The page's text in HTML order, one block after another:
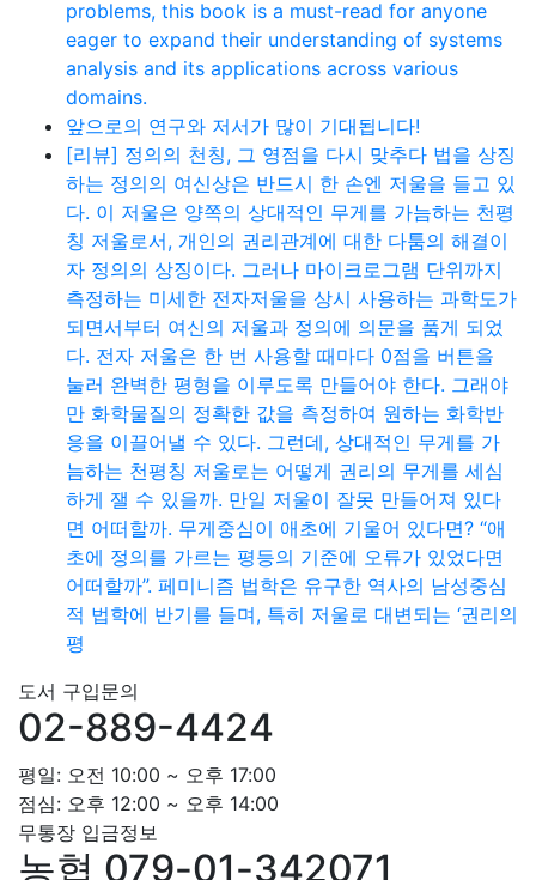
problems, this book is a must-read for anyone
eager to expand their understanding of systems
analysis and its applications across various
domains.
앞으로의 연구와 저서가 많이 기대됩니다!
[리뷰] 정의의 천칭, 그 영점을 다시 맞추다 법을 상징
하는 정의의 여신상은 반드시 한 손엔 저울을 들고 있
다. 이 저울은 양쪽의 상대적인 무게를 가늠하는 천평
칭 저울로서, 개인의 권리관계에 대한 다툼의 해결이
자 정의의 상징이다. 그러나 마이크로그램 단위까지
측정하는 미세한 전자저울을 상시 사용하는 과학도가
되면서부터 여신의 저울과 정의에 의문을 품게 되었
다. 전자 저울은 한 번 사용할 때마다 0점을 버튼을
눌러 완벽한 평형을 이루도록 만들어야 한다. 그래야
만 화학물질의 정확한 값을 측정하여 원하는 화학반
응을 이끌어낼 수 있다. 그런데, 상대적인 무게를 가
늠하는 천평칭 저울로는 어떻게 권리의 무게를 세심
하게 잴 수 있을까. 만일 저울이 잘못 만들어져 있다
면 어떠할까. 무게중심이 애초에 기울어 있다면? “애
초에 정의를 가르는 평등의 기준에 오류가 있었다면
어떠할까”. 페미니즘 법학은 유구한 역사의 남성중심
적 법학에 반기를 들며, 특히 저울로 대변되는 ‘권리의
평
도서 구입문의
02-889-4424
평일: 오전 10:00 ~ 오후 17:00
점심: 오후 12:00 ~ 오후 14:00
무통장 입금정보
농협 079-01-342071